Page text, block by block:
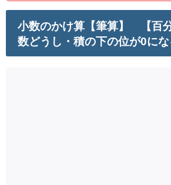
小数のかけ算【筆算】 【百
数どうし・積の下の位が0にな